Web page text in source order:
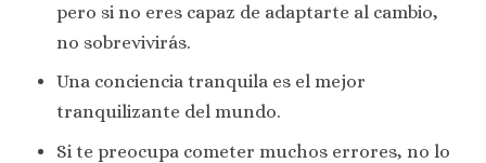
pero si no eres capaz de adaptarte al cambio,
no sobrevivirás.
Una conciencia tranquila es el mejor
tranquilizante del mundo.
Si te preocupa cometer muchos errores, no lo